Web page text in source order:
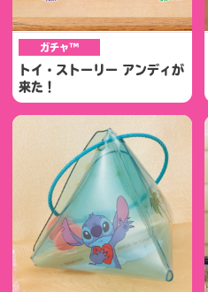
ガチャ™
トイ・ストーリー アンディが
来た！